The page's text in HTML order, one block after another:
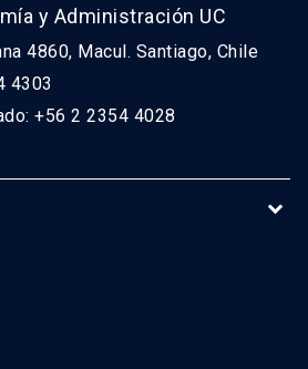
y Administración UC
4860, Macul. Santiago, Chile
4303
+56 2 2354 4028